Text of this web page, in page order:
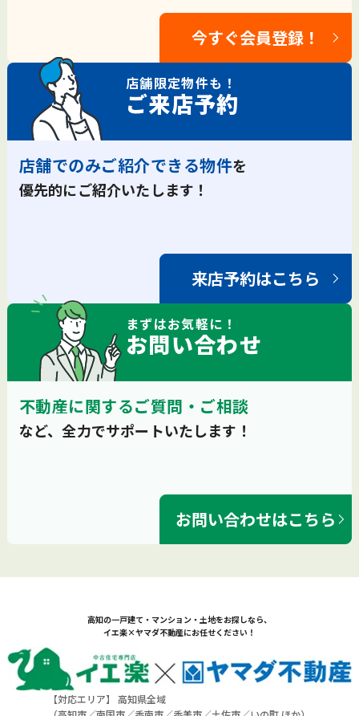
今すぐ会員登録！
店舗限定物件も！
ご来店予約
店舗でのみご紹介できる物件を
優先的にご紹介いたします！
来店予約はこちら
まずはお気軽に！
お問い合わせ
不動産に関するご質問・ご相談
など、全力でサポートいたします！
お問い合わせはこちら
高知の一戸建て・マンション・土地をお探しなら、
イエ楽×ヤマダ不動産にお任せください！
【対応エリア】 高知県全域